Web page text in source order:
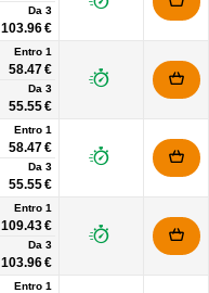
Da 3
103.96 €
Entro 1
58.47 €
Da 3
55.55 €
Entro 1
58.47 €
Da 3
55.55 €
Entro 1
109.43 €
Da 3
103.96 €
Entro 1